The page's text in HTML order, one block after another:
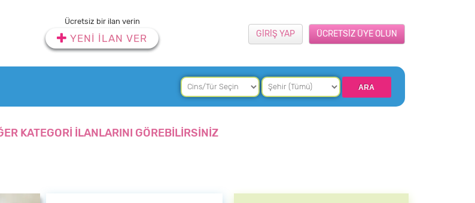
Ücretsiz bir ilan verin
YENİ İLAN VER ÜCRETSİZ ÜYE OLUN
GİRİŞ YAP
KATEGORİ İLANLARINI GÖREBİLİRSİNİZ